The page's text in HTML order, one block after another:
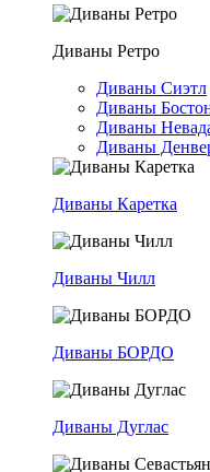
Диваны Ретро
Диваны Сиэтл
Диваны
Диваны
Диваны
Диваны Каретка
Диваны Чилл
Диваны БОРДО
Диваны Дуглас